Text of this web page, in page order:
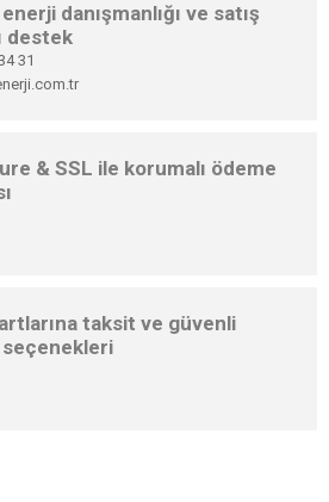
danışmanlığı ve satış
destek
31
& SSL ile korumalı ödeme
taksit ve güvenli